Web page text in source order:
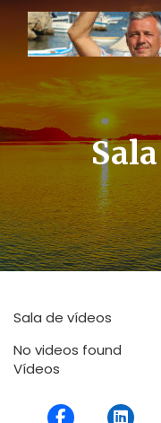
o
c
Sala de vídeos
No videos found
Vídeos